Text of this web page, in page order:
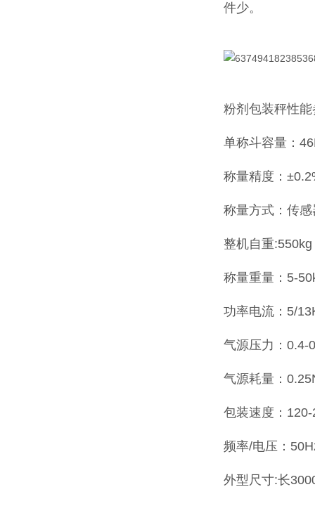
件少。
粉剂包装秤性
单称斗容量：
称量精度：
称量方式：传感
整机自重:550kg
称量重量：5-
功率电流：5/
气源压力：0.4-
气源耗量：
包装速度：
频率/电压：
外型尺寸:长